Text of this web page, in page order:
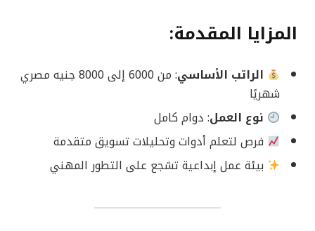
المزايا المقدمة:
الراتب الأساسي
: من 6000 إلى 8000 جنيه مصري
شهريًا
نوع العمل: دوام كامل
فرص لتعلم أدوات وتحليلات تسويق متقدمة
بيئة عمل إبداعية تشجع على التطور المهني